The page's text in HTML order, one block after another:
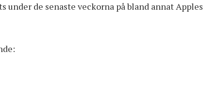
under de senaste veckorna på bland annat Apples